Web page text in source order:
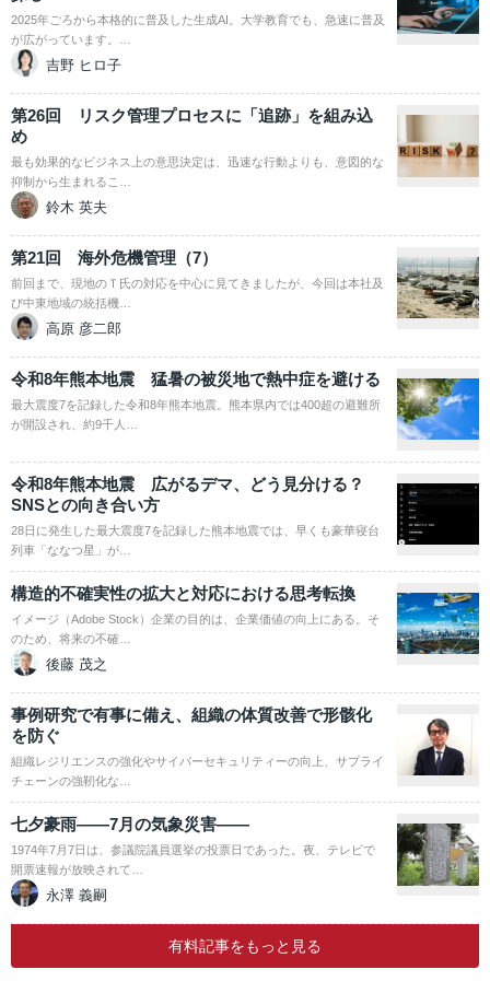
2025年ごろから本格的に普及した生成AI。大学教育でも、急速に普及
が広がっています。…
吉野 ヒロ子
第26回 リスク管理プロセスに「追跡」を組み込
め
最も効果的なビジネス上の意思決定は、迅速な行動よりも、意図的な
抑制から生まれるこ…
鈴木 英夫
第21回 海外危機管理（7）
前回まで、現地のＴ氏の対応を中心に見てきましたが、今回は本社及
び中東地域の統括機…
高原 彦二郎
令和8年熊本地震 猛暑の被災地で熱中症を避ける
最大震度7を記録した令和8年熊本地震。熊本県内では400超の避難所
が開設され、約9千人…
令和8年熊本地震 広がるデマ、どう見分ける？
SNSとの向き合い方
28日に発生した最大震度7を記録した熊本地震では、早くも豪華寝台
列車「ななつ星」が…
構造的不確実性の拡大と対応における思考転換
イメージ（Adobe Stock）企業の目的は、企業価値の向上にある。そ
のため、将来の不確…
後藤 茂之
事例研究で有事に備え、組織の体質改善で形骸化
を防ぐ
組織レジリエンスの強化やサイバーセキュリティーの向上、サプライ
チェーンの強靭化な…
七夕豪雨――7月の気象災害――
1974年7月7日は、参議院議員選挙の投票日であった。夜、テレビで
開票速報が放映されて…
永澤 義嗣
有料記事をもっと見る